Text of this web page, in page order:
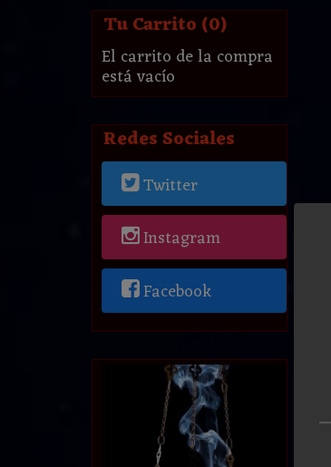
Tu Carrito (0)
El carrito de la compra
está vacío
Redes Sociales
Twitter
Instagram
Facebook